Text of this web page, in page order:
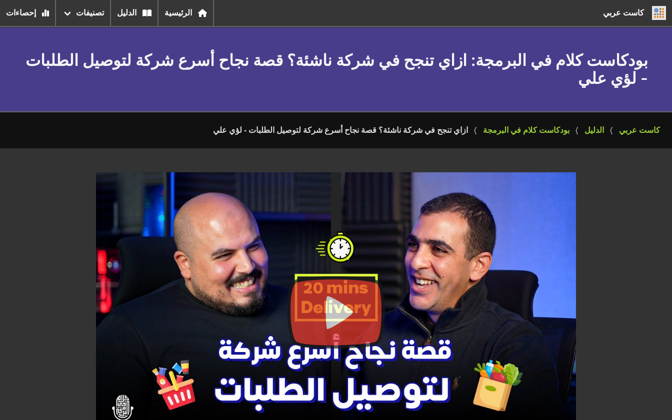
كاست عربي الرئيسية الدليل تصنيفات إحصاءات
بودكاست كلام في البرمجة: ازاي تنجح في شركة ناشئة؟ قصة نجاح أسرع شركة لتوصيل الطلبات
- لؤي علي
كاست عربي الدليل بودكاست كلام في البرمجة ازاي تنجح في شركة ناشئة؟ قصة نجاح أسرع شركة لتوصيل الطلبات - لؤي علي